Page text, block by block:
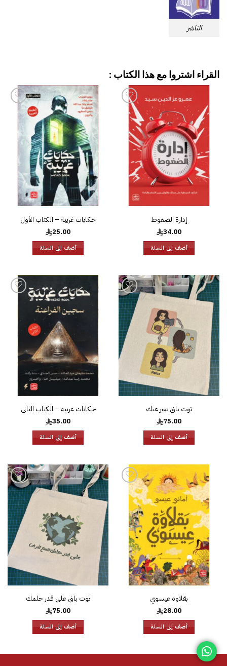
الناشر
القراء اشتروا مع هذا الكتاب :
إضافة
إلى
الرغبات
إدارة الضغوط
34.00
أضف إلى السلة
إضافة
قائمة
الرغبات
حكايات غريبة – الكتاب الأول
25.00
أضف إلى السلة
إضافة
إلى
قائمة
الرغبات
توت باق يعبر عنك
75.00
أضف إلى السلة
إلى
الرغبات
حكايات غريبة – الكتاب الثاني
35.00
أضف إلى السلة
إضافة
إلى
قائمة
الرغبات
بقلاوة عيسوي
28.00
أضف إلى السلة
إضافة
إلى
قائمة
الرغبات
توت باق على قدر حلمك
75.00
أضف إلى السلة